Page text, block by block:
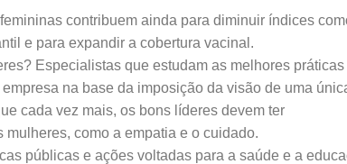
contribuem ainda para diminuir índices
e para expandir a cobertura vacinal.
Especialistas que estudam as melhores práticas
na base da imposição da visão de uma
cada vez mais, os bons líderes devem ter
como a empatia e o cuidado.
públicas e ações voltadas para a saúde e a